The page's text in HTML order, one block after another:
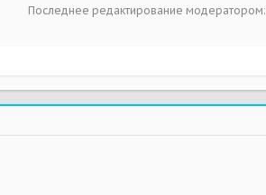
Последнее редактирование модератором: